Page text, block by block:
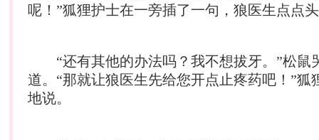
呢！”狐狸护士在一旁插了一句，狼医生点点
“还有其他的办法吗？我不想拔牙。”松鼠
道。“那就让狼医生先给您开点止疼药吧！”狐
地说。